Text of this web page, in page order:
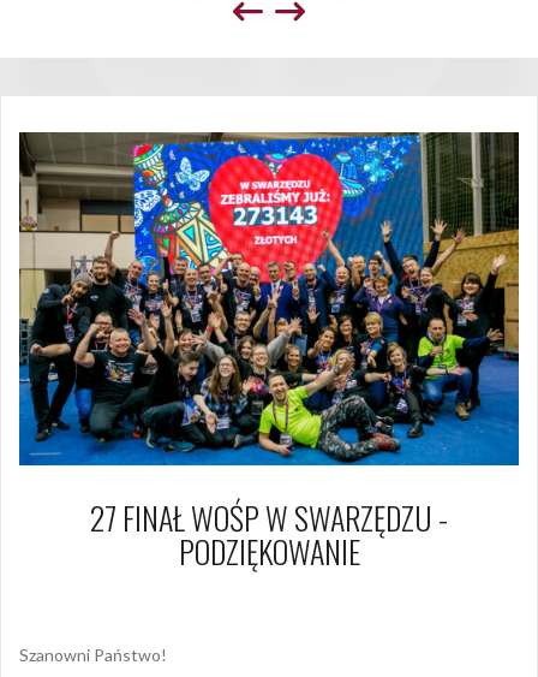
27 FINAŁ WOŚP W SWARZĘDZU -
PODZIĘKOWANIE
Szanowni Państwo!